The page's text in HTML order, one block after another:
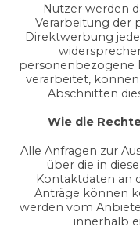
Nutzer werden
Verarbeitung der
Direktwerbung
personenbezogene
verarbeitet,
Abschnitten
Wie die
Alle Anfragen zur
über die in
Kontaktdaten an
Anträge können
werden vom
innerhalb